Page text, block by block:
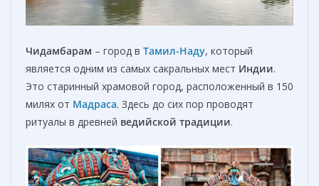
Чидамбарам – город в Тамил-Наду, который
является одним из самых сакральных мест Индии.
Это старинный храмовой город, расположенный в 150
милях от Мадраса. Здесь до сих пор проводят
ритуалы в древней ведийской традиции.